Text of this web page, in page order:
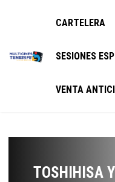
CARTELERA
SESIONES
VENTA
TOSHIHISA